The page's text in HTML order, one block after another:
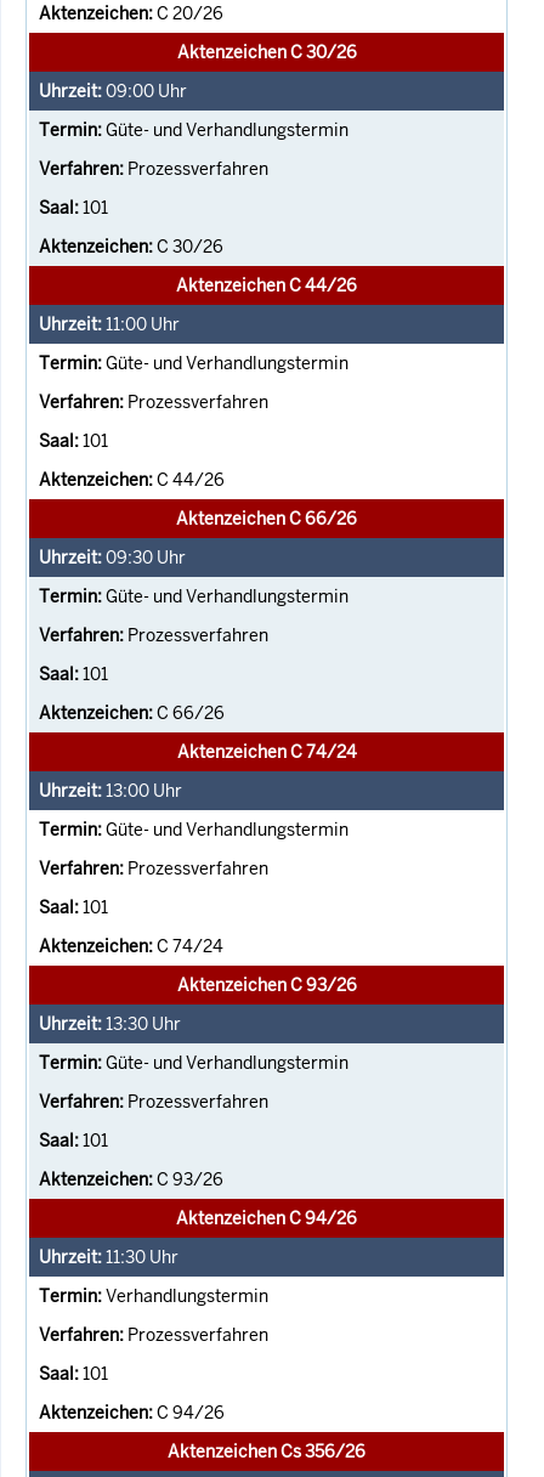
C 20/26
Aktenzeichen C 30/26
09:00 Uhr
Güte- und Verhandlungstermin
Prozessverfahren
101
C 30/26
Aktenzeichen C 44/26
11:00 Uhr
Güte- und Verhandlungstermin
Prozessverfahren
101
C 44/26
Aktenzeichen C 66/26
09:30 Uhr
Güte- und Verhandlungstermin
Prozessverfahren
101
C 66/26
Aktenzeichen C 74/24
13:00 Uhr
Güte- und Verhandlungstermin
Prozessverfahren
101
C 74/24
Aktenzeichen C 93/26
13:30 Uhr
Güte- und Verhandlungstermin
Prozessverfahren
101
C 93/26
Aktenzeichen C 94/26
11:30 Uhr
Verhandlungstermin
Prozessverfahren
101
C 94/26
Aktenzeichen Cs 356/26